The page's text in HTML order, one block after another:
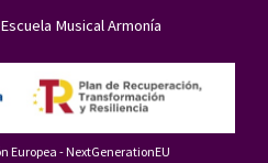
Musical Armonía
Europea - NextGenerationEU